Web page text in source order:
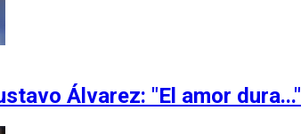
Álvarez: "El amor dura..."